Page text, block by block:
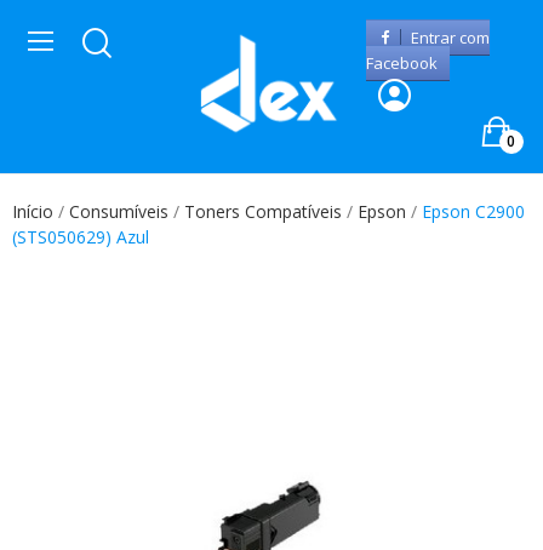
Entrar com
Facebook
0
Início Consumíveis Toners Compatíveis Epson
Epson C2900
(STS050629) Azul